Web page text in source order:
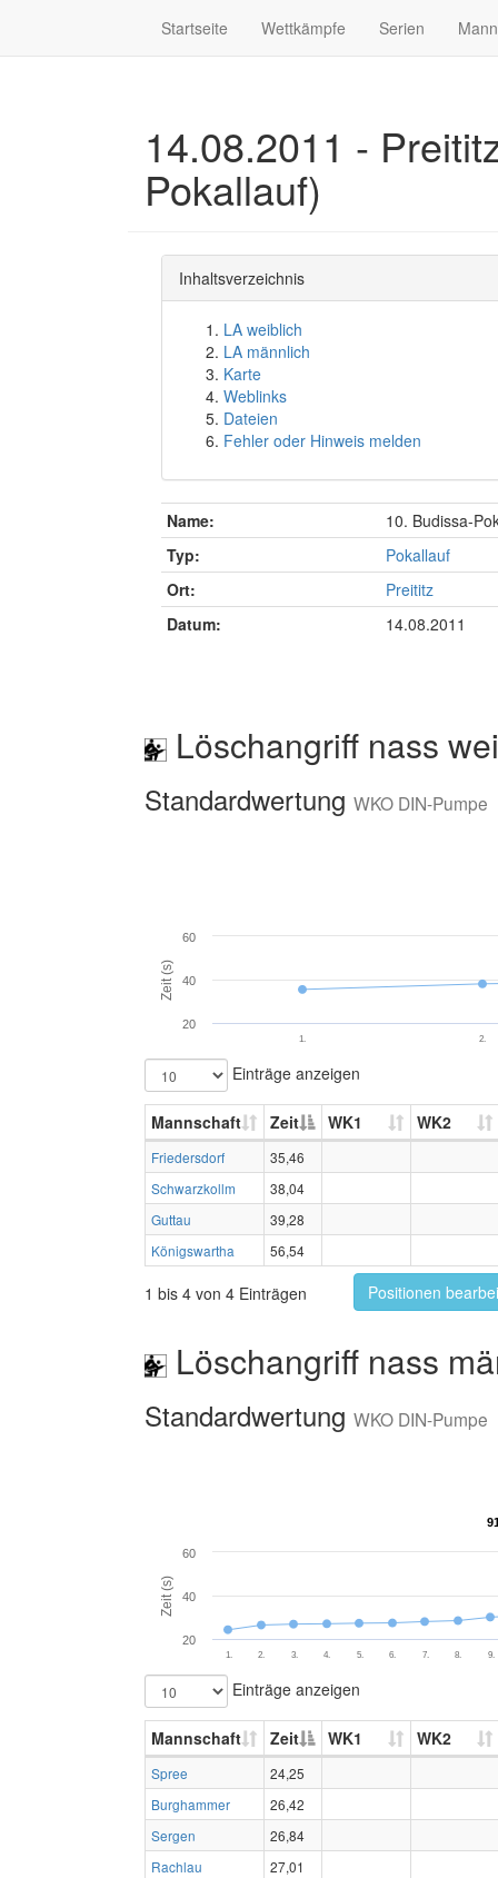
Startseite Wettkämpfe Serien
14.08.2011 -
Pokallauf)
Inhaltsverzeichnis
LA weiblich
LA männlich
Karte
Weblinks
Dateien
Fehler oder Hinweis melden
Name:
10. Budissa-
Typ:
Pokallauf
Ort:
Preititz
Datum:
14.08.2011
Löschangriff nass
Standardwertung WKO DIN-Pumpe
Zeit (s)
1. 2.
20
40
60
Einträge anzeigen
Mannschaft Zeit WK1 WK2
Friedersdorf
35,46
Schwarzkollm
38,04
Guttau
39,28
Königswartha
56,54
1 bis 4 von 4 Einträgen Positionen
Löschangriff nass
Standardwertung WKO DIN-Pumpe
Zeit (s)
1. 2. 3. 4. 5. 6. 7. 8. 9.
20
40
60
Einträge anzeigen
Mannschaft Zeit WK1 WK2
Spree
24,25
Burghammer
26,42
Sergen
26,84
Rachlau
27,01